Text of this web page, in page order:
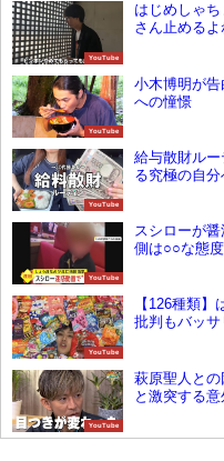
YouTube
はじめしゃ
さん止めるよ
YouTube
小木博明が
への憧憬
YouTube
給与散財ル
る究極の自
YouTube
スシローが
側は○○な態度
YouTube
【126種類
批判もバッサ
YouTube
萩原聖人と
と激突する